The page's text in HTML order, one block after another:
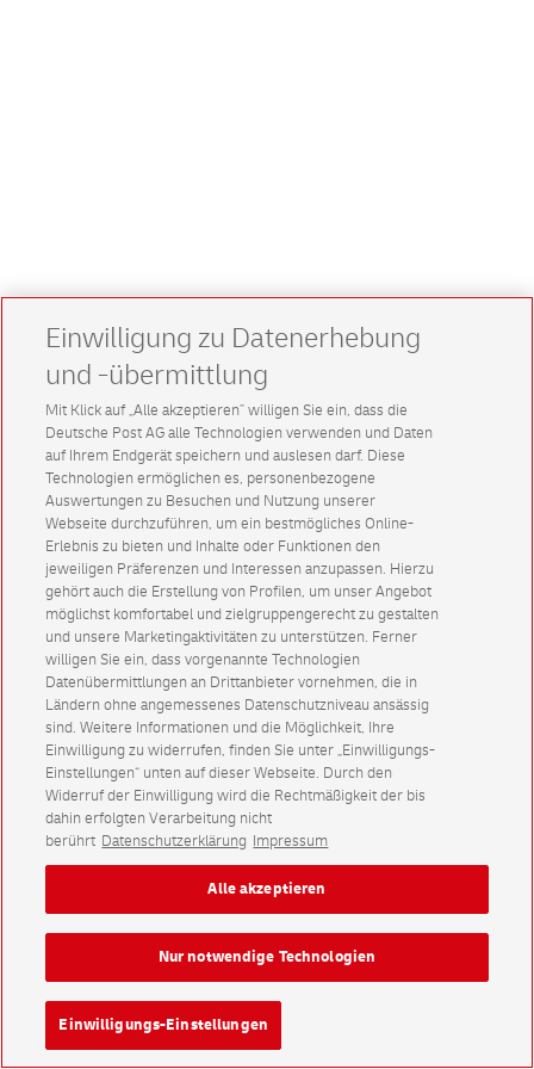
Einwilligung zu Datenerhebung
und -übermittlung
Mit Klick auf „Alle akzeptieren” willigen Sie ein, dass die
Deutsche Post AG alle Technologien verwenden und Daten
auf Ihrem Endgerät speichern und auslesen darf. Diese
Technologien ermöglichen es, personenbezogene
Auswertungen zu Besuchen und Nutzung unserer
Webseite durchzuführen, um ein bestmögliches Online-
Erlebnis zu bieten und Inhalte oder Funktionen den
jeweiligen Präferenzen und Interessen anzupassen. Hierzu
gehört auch die Erstellung von Profilen, um unser Angebot
möglichst komfortabel und zielgruppengerecht zu gestalten
und unsere Marketingaktivitäten zu unterstützen. Ferner
willigen Sie ein, dass vorgenannte Technologien
Datenübermittlungen an Drittanbieter vornehmen, die in
Ländern ohne angemessenes Datenschutzniveau ansässig
sind. Weitere Informationen und die Möglichkeit, Ihre
Einwilligung zu widerrufen, finden Sie unter „Einwilligungs-
Einstellungen“ unten auf dieser Webseite. Durch den
Widerruf der Einwilligung wird die Rechtmäßigkeit der bis
dahin erfolgten Verarbeitung nicht
berührt Datenschutzerklärung Impressum
Einwilligungs-Einstellungen
Nur notwendige Technologien
Alle akzeptieren